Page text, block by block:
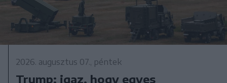
2026. augusztus 07., péntek
Trump: igaz, hogy egyes